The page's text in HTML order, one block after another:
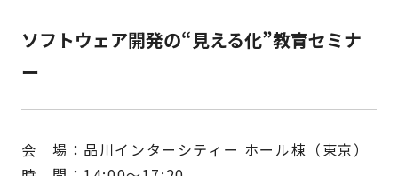
ソフトウェア開発の“見える化”教育セミナ
ー
会 場：品川インターシティー ホール棟（東京）